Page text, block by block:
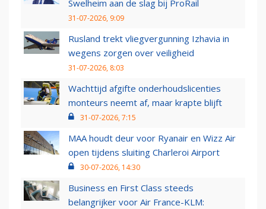
Swelheim aan de slag bij ProRail
31-07-2026, 9:09
Rusland trekt vliegvergunning Izhavia in
wegens zorgen over veiligheid
31-07-2026, 8:03
Wachttijd afgifte onderhoudslicenties
monteurs neemt af, maar krapte blijft
31-07-2026, 7:15
MAA houdt deur voor Ryanair en Wizz Air
open tijdens sluiting Charleroi Airport
30-07-2026, 14:30
Business en First Class steeds
belangrijker voor Air France-KLM: